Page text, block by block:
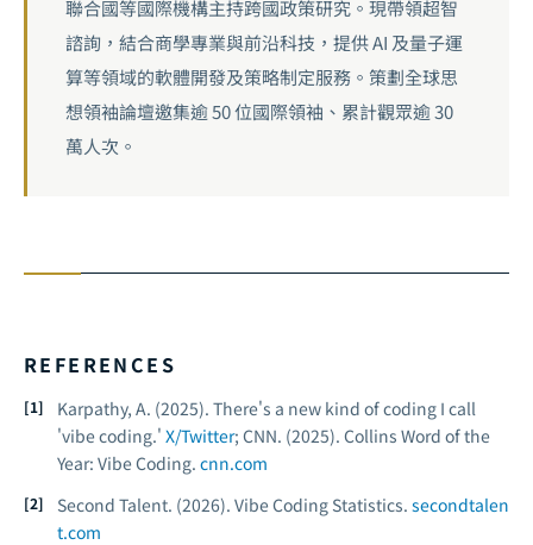
聯合國等國際機構主持跨國政策研究。現帶領超智
諮詢，結合商學專業與前沿科技，提供 AI 及量子運
算等領域的軟體開發及策略制定服務。策劃全球思
想領袖論壇邀集逾 50 位國際領袖、累計觀眾逾 30
萬人次。
REFERENCES
Karpathy, A. (2025). There's a new kind of coding I call
'vibe coding.' X/Twitter; CNN. (2025). Collins Word of the
Year: Vibe Coding. cnn.com
Second Talent. (2026). Vibe Coding Statistics. secondtalen
t.com